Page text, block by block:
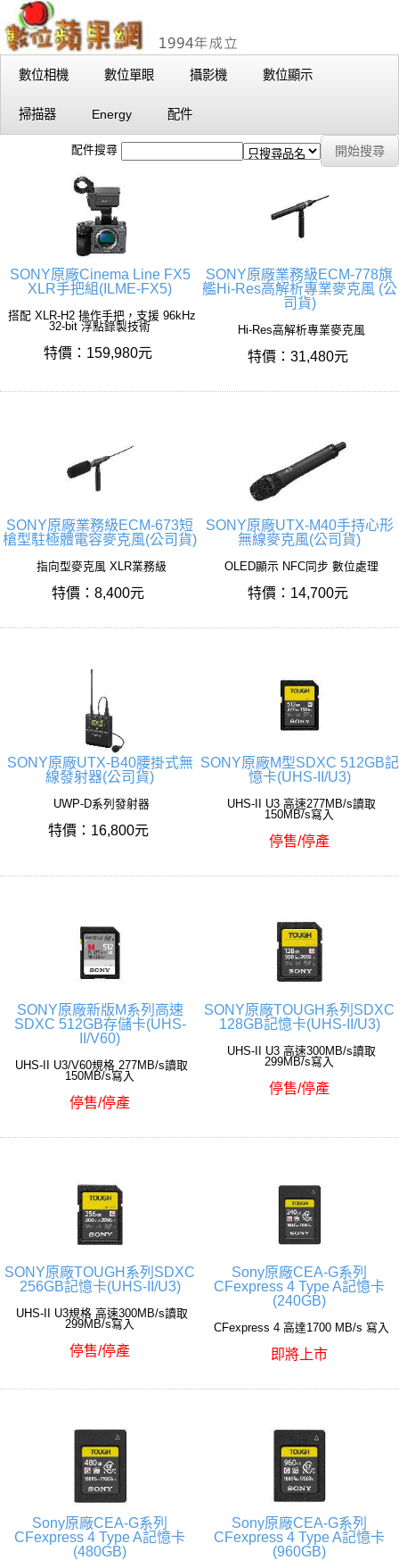
數位相機 數位單眼 攝影機 數位顯示
掃描器 Energy 配件
配件搜尋
SONY原廠Cinema Line FX5
XLR手把組(ILME-FX5)
搭配 XLR-H2 操作手把，支援 96kHz
32-bit 浮點錄製技術
特價：159,980元
SONY原廠業務級ECM-778旗
艦Hi-Res高解析專業麥克風 (公
司貨)
Hi-Res高解析專業麥克風
特價：31,480元
SONY原廠業務級ECM-673短
槍型駐極體電容麥克風(公司貨)
指向型麥克風 XLR業務級
特價：8,400元
SONY原廠UTX-M40手持心形
無線麥克風(公司貨)
OLED顯示 NFC同步 數位處理
特價：14,700元
SONY原廠UTX-B40腰掛式無
線發射器(公司貨)
UWP-D系列發射器
特價：16,800元
SONY原廠M型SDXC 512GB記
憶卡(UHS-II/U3)
UHS-II U3 高速277MB/s讀取
150MB/s寫入
停售/停產
SONY原廠新版M系列高速
SDXC 512GB存儲卡(UHS-
II/V60)
UHS-II U3/V60規格 277MB/s讀取
150MB/s寫入
停售/停產
SONY原廠TOUGH系列SDXC
128GB記憶卡(UHS-II/U3)
UHS-II U3 高速300MB/s讀取
299MB/s寫入
停售/停產
SONY原廠TOUGH系列SDXC
256GB記憶卡(UHS-II/U3)
UHS-II U3規格 高速300MB/s讀取
299MB/s寫入
停售/停產
Sony原廠CEA-G系列
CFexpress 4 Type A記憶卡
(240GB)
CFexpress 4 高達1700 MB/s 寫入
即將上市
Sony原廠CEA-G系列
CFexpress 4 Type A記憶卡
(480GB)
Sony原廠CEA-G系列
CFexpress 4 Type A記憶卡
(960GB)